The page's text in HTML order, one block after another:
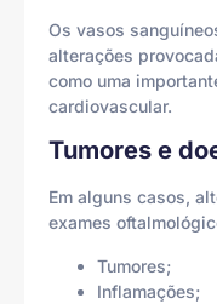
Os vasos
alterações
como uma
cardiovascular.
Tumores e
Em alguns casos,
exames
Tumores;
Inflamações;